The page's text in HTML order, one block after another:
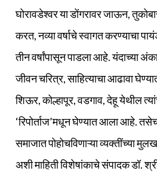
घोरावडेश्वर या डोंगरावर जाऊन,
करत, नव्या वर्षाचे स्वागत करण्याचा
तीन वर्षांपासून पाडला आहे. यंदाच्या
जीवन चरित्र, साहित्याचा आढावा
शिऊर, कोल्हापूर, वडगाव, देहू येथील
‘रिपोर्ताज’मधून घेण्यात आला आहे. तसेच
समाजात पोहोचविणाऱ्या व्यक्तींच्या
अशी माहिती विशेषांकाचे संपादक डॉ.